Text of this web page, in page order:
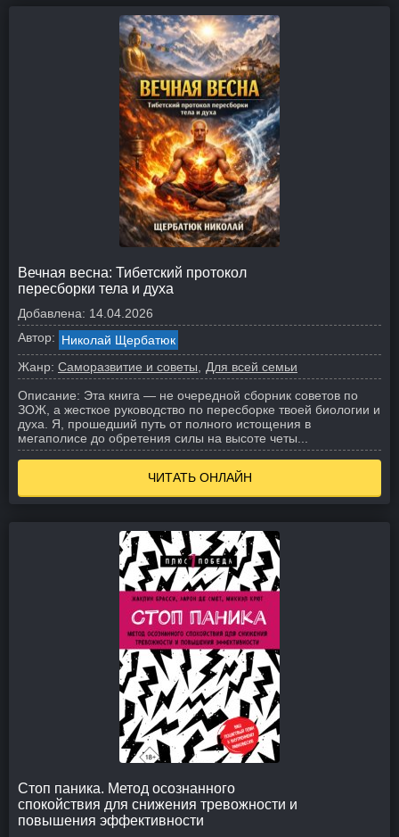
Вечная весна: Тибетский протокол
пересборки тела и духа
Добавлена: 14.04.2026
Автор: Николай Щербатюк
Жанр: Саморазвитие и советы
Для всей семьи
Описание: Эта книга — не очередной сборник советов по
ЗОЖ, а жесткое руководство по пересборке твоей биологии и
духа. Я, прошедший путь от полного истощения в
мегаполисе до обретения силы на высоте четы...
ЧИТАТЬ ОНЛАЙН
Стоп паника. Метод осознанного
спокойствия для снижения тревожности и
повышения эффективности